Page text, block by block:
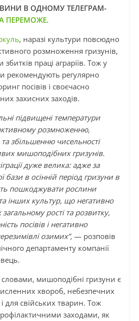
В ОДНОМУ ТЕЛЕГРАМ-
ПЕРЕМОЖЕ.
, наразі культури повсюдно
розмноження гризунів,
праці аграріїв. Тож у
рекомендують регулярно
посівів і своєчасно
захисних заходів.
підвищені температури
розмноженню,
збільшенню чисельності
мишоподібних гризунів.
дуже велика: адже за
бази в осінній період гризуни в
пошкоджувати рослини
інших культур, що негативно
загальному рості та розвитку,
посівів і негативно
озимих”, — розповів
департаменту компанії
словами, мишоподібні гризуни є
хвороб, небезпечних
для свійських тварин. Тож
заходами, як